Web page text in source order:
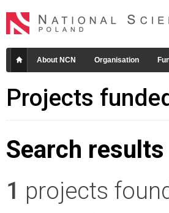
About NCN Organisation
Projects
Search results
1 projects